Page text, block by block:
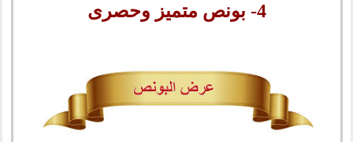
4- بونص متميز وحصرى